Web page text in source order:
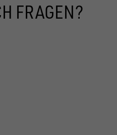
FRAGEN?